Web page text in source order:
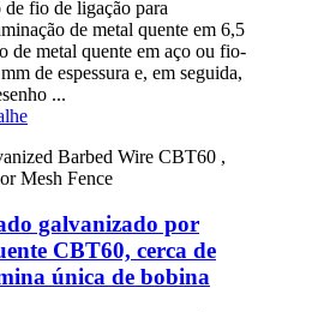
fio de ligação para
de metal quente em 6,5
de metal quente em aço ou fio-
de espessura e, em seguida,
...
galvanizado por
CBT60, cerca de
única de bobina